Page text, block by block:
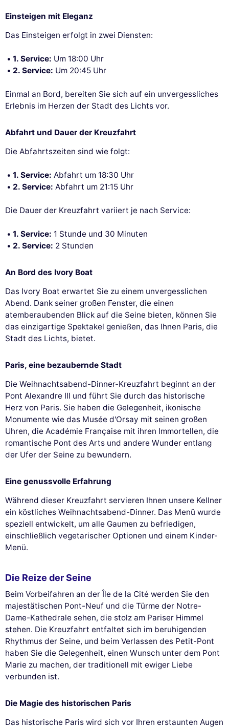
Einsteigen mit Eleganz
Das Einsteigen erfolgt in zwei Diensten:
1. Service: Um 18:00 Uhr
2. Service: Um 20:45 Uhr
Einmal an Bord, bereiten Sie sich auf ein unvergessliches
Erlebnis im Herzen der Stadt des Lichts vor.
Abfahrt und Dauer der Kreuzfahrt
Die Abfahrtszeiten sind wie folgt:
1. Service: Abfahrt um 18:30 Uhr
2. Service: Abfahrt um 21:15 Uhr
Die Dauer der Kreuzfahrt variiert je nach Service:
1. Service: 1 Stunde und 30 Minuten
2. Service: 2 Stunden
An Bord des Ivory Boat
Das Ivory Boat erwartet Sie zu einem unvergesslichen
Abend. Dank seiner großen Fenster, die einen
atemberaubenden Blick auf die Seine bieten, können Sie
das einzigartige Spektakel genießen, das Ihnen Paris, die
Stadt des Lichts, bietet.
Paris, eine bezaubernde Stadt
Die Weihnachtsabend-Dinner-Kreuzfahrt beginnt an der
Pont Alexandre III und führt Sie durch das historische
Herz von Paris. Sie haben die Gelegenheit, ikonische
Monumente wie das Musée d'Orsay mit seinen großen
Uhren, die Académie Française mit ihren Immortellen, die
romantische Pont des Arts und andere Wunder entlang
der Ufer der Seine zu bewundern.
Eine genussvolle Erfahrung
Während dieser Kreuzfahrt servieren Ihnen unsere Kellner
ein köstliches Weihnachtsabend-Dinner. Das Menü wurde
speziell entwickelt, um alle Gaumen zu befriedigen,
einschließlich vegetarischer Optionen und einem Kinder-
Menü.
Die Reize der Seine
Beim Vorbeifahren an der Île de la Cité werden Sie den
majestätischen Pont-Neuf und die Türme der Notre-
Dame-Kathedrale sehen, die stolz am Pariser Himmel
stehen. Die Kreuzfahrt entfaltet sich im beruhigenden
Rhythmus der Seine, und beim Verlassen des Petit-Pont
haben Sie die Gelegenheit, einen Wunsch unter dem Pont
Marie zu machen, der traditionell mit ewiger Liebe
verbunden ist.
Die Magie des historischen Paris
Das historische Paris wird sich vor Ihren erstaunten Augen